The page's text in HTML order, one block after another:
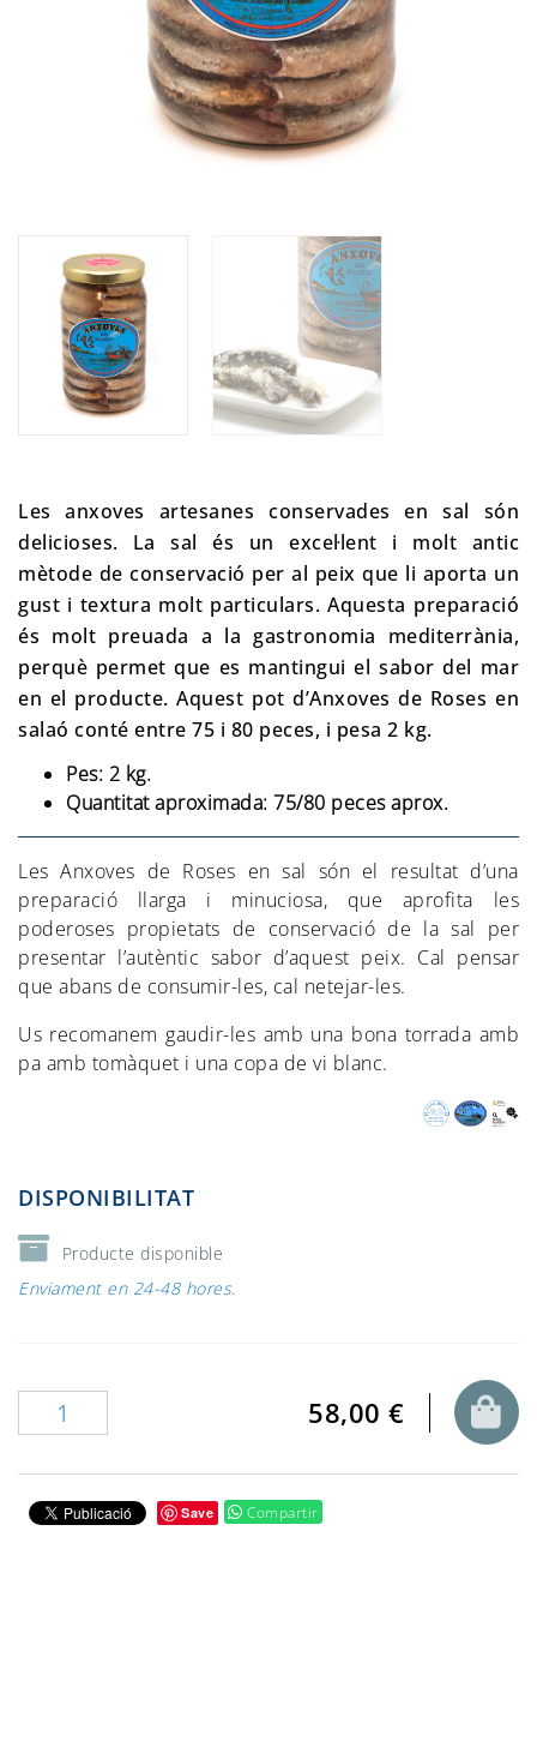
Les anxoves artesanes conservades en sal són
delicioses. La sal és un excel·lent i molt antic
mètode de conservació per al peix que li aporta un
gust i textura molt particulars. Aquesta preparació
és molt preuada a la gastronomia mediterrània,
perquè permet que es mantingui el sabor del mar
en el producte. Aquest pot d’Anxoves de Roses en
salaó conté entre 75 i 80 peces, i pesa 2 kg.
Pes: 2 kg.
Quantitat aproximada: 75/80 peces aprox.
Les Anxoves de Roses en sal són el resultat d’una
preparació llarga i minuciosa, que aprofita les
poderoses propietats de conservació de la sal per
presentar l’autèntic sabor d’aquest peix. Cal pensar
que abans de consumir-les, cal netejar-les.
Us recomanem gaudir-les amb una bona torrada amb
pa amb tomàquet i una copa de vi blanc.
DISPONIBILITAT
Producte disponible
Enviament en 24-48 hores.
58,00 €
Save Compartir